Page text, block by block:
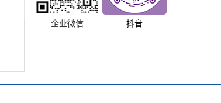
企业微信 抖音